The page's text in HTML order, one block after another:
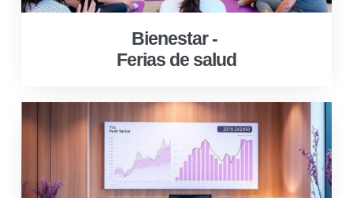
Bienestar -
Ferias de salud